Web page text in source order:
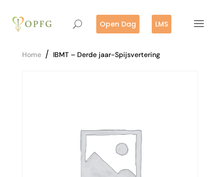
Open Dag LMS
Home / IBMT – Derde jaar-Spijsvertering